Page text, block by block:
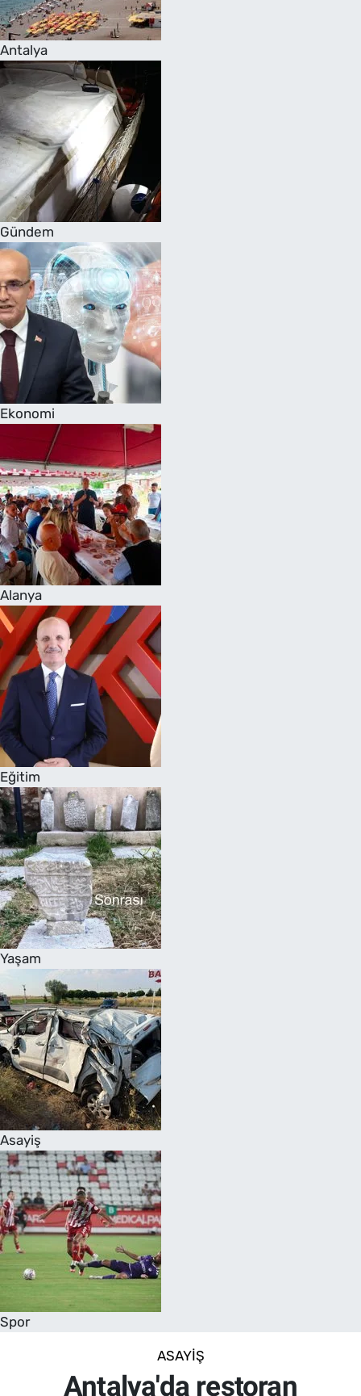
Antalya
Gündem
Ekonomi
Alanya
Eğitim
Yaşam
Asayiş
Spor
ASAYIŞ
Antalya'da restoran